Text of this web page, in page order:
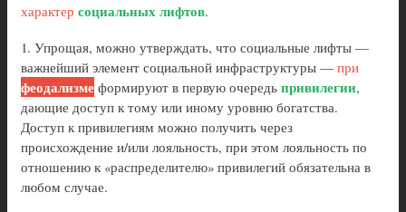
характер социальных лифтов.
1. Упрощая, можно утверждать, что социальные лифты —
важнейший элемент социальной инфраструктуры — при
феодализме формируют в первую очередь привилегии,
дающие доступ к тому или иному уровню богатства.
Доступ к привилегиям можно получить через
происхождение и/или лояльность, при этом лояльность по
отношению к «распределителю» привилегий обязательна в
любом случае.